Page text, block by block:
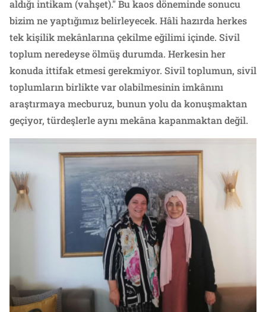
aldığı intikam (vahşet)." Bu kaos döneminde sonucu
bizim ne yaptığımız belirleyecek. Hâli hazırda herkes
tek kişilik mekânlarına çekilme eğilimi içinde. Sivil
toplum neredeyse ölmüş durumda. Herkesin her
konuda ittifak etmesi gerekmiyor. Sivil toplumun, sivil
toplumların birlikte var olabilmesinin imkânını
araştırmaya mecburuz, bunun yolu da konuşmaktan
geçiyor, türdeşlerle aynı mekâna kapanmaktan değil.